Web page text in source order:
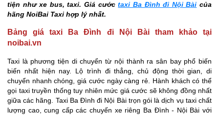
tiện như xe bus, taxi. Giá cướctaxi Ba Đình đi Nội Bài của
hãng NoiBai Taxi hợp lý nhất.
Bảng giá taxi Ba Đình đi Nội Bài tham khảo tại
noibai.vn
Taxi là phương tiện di chuyển từ nội thành ra sân bay phổ biến
biến nhất hiện nay. Lộ trình đi thẳng, chủ động thời gian, di
chuyển nhanh chóng, giá cước ngày càng rẻ. Hành khách có thể
gọi taxi truyền thống tuy nhiên mức giá cước sẽ không đồng nhất
giữa các hãng. Taxi Ba Đình đi Nội Bài trọn gói là dịch vụ taxi chất
lượng cao, cung cấp các chuyến xe riêng Ba Đình - Nội Bài với